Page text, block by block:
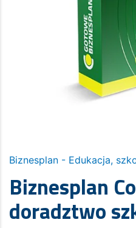
Biznesplan - Edukacja,
Biznesplan
doradztwo